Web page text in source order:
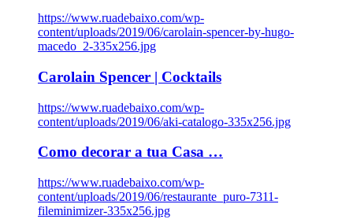
https://www.ruadebaixo.com/wp-
content/uploads/2019/06/carolain-spencer-by-hugo-
macedo_2-335x256.jpg
Carolain Spencer | Cocktails
https://www.ruadebaixo.com/wp-
content/uploads/2019/06/aki-catalogo-335x256.jpg
Como decorar a tua Casa …
https://www.ruadebaixo.com/wp-
content/uploads/2019/06/restaurante_puro-7311-
fileminimizer-335x256.jpg